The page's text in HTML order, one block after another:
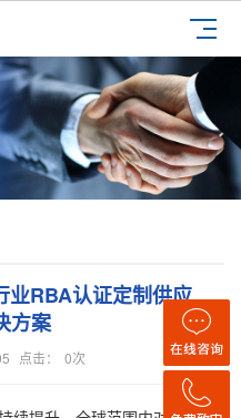
业RBA认证定制供应
方案
点击： 0次